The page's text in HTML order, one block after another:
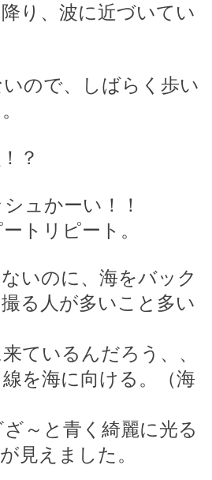
り、波に近づいてい
ので、しばらく歩い
？
ュかーい！！
トリピート。
いのに、海をバック
る人が多いこと多い
ているんだろう、、
を海に向ける。（海
～と青く綺麗に光る
見えました。